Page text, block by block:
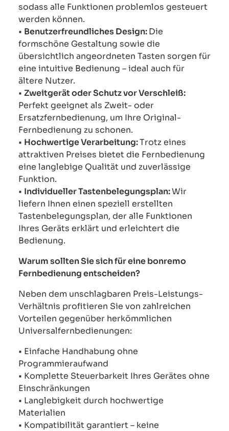
sodass alle Funktionen problemlos gesteuert
werden können.
• Benutzerfreundliches Design:Die
formschöne Gestaltung sowie die
übersichtlich angeordneten Tasten sorgen für
eine intuitive Bedienung – ideal auch für
ältere Nutzer.
• Zweitgerät oder Schutz vor Verschleiß:
Perfekt geeignet als Zweit- oder
Ersatzfernbedienung, um Ihre Original-
Fernbedienung zu schonen.
• Hochwertige Verarbeitung:Trotz eines
attraktiven Preises bietet die Fernbedienung
eine langlebige Qualität und zuverlässige
Funktion.
• Individueller Tastenbelegungsplan:Wir
liefern Ihnen einen speziell erstellten
Tastenbelegungsplan, der alle Funktionen
Ihres Geräts erklärt und erleichtert die
Bedienung.
Warum sollten Sie sich für eine bonremo
Fernbedienung entscheiden?
Neben dem unschlagbaren Preis-Leistungs-
Verhältnis profitieren Sie von zahlreichen
Vorteilen gegenüber herkömmlichen
Universalfernbedienungen:
• Einfache Handhabung ohne
Programmieraufwand
• Komplette Steuerbarkeit Ihres Gerätes ohne
Einschränkungen
• Langlebigkeit durch hochwertige
Materialien
• Kompatibilität garantiert – keine